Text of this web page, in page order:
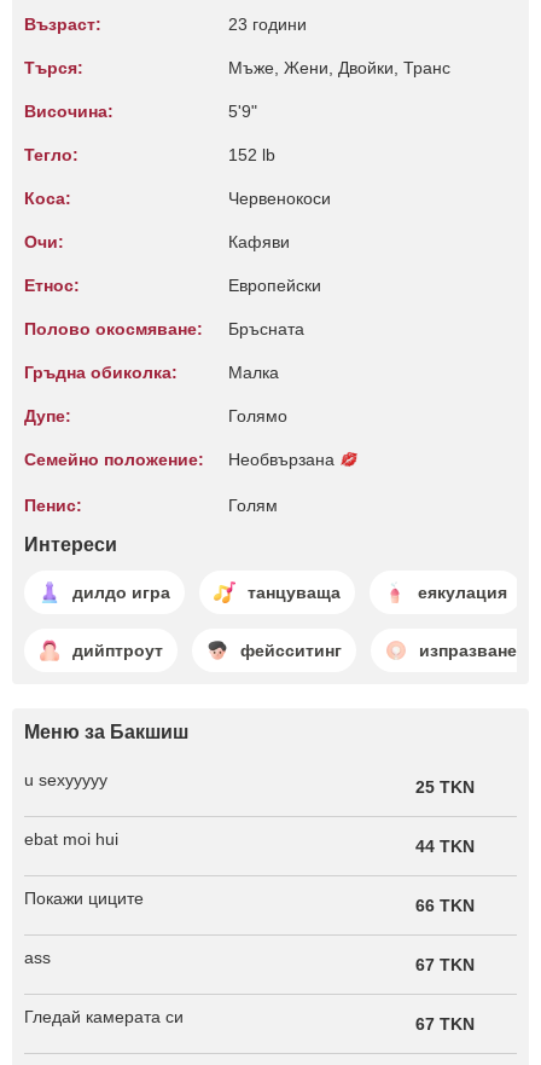
Възраст: 23 години
Търся: Мъже, Жени, Двойки, Транс
Височина: 5'9"
Тегло: 152 lb
Коса: Червенокоси
Очи: Кафяви
Етнос: Европейски
Полово окосмяване: Бръсната
Гръдна обиколка: Малкa
Дупе: Голямо
Семейно положение: Необвързана
Пенис: Голям
Интереси
дилдо игра танцуваща еякулация
дийптроут фейсситинг изпразване
Меню за Бакшиш
u sexyyyyy 25 TKN
ebat moi hui 44 TKN
Покажи циците 66 TKN
ass 67 TKN
Гледай камерата си 67 TKN